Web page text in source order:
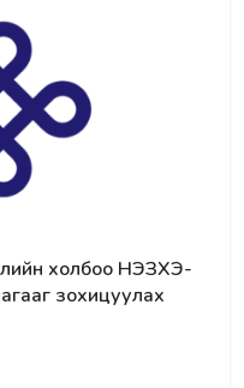
холбоо НЭЗХЭ-
зохицуулах